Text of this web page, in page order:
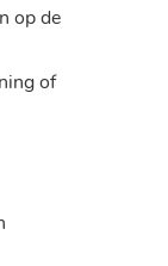
op de
of